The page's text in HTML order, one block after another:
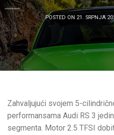
POSTED ON 21. SRPNJA
Zahvaljujući svojem 5-
performansama Audi RS 3
segmenta. Motor 2.5 TFSI